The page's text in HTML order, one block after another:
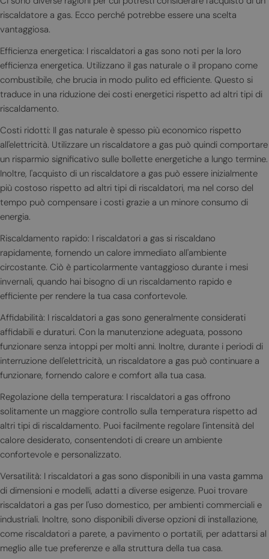
riscaldatore a gas. Ecco perché potrebbe essere una scelta
vantaggiosa.
Efficienza energetica: I riscaldatori a gas sono noti per la loro
efficienza energetica. Utilizzano il gas naturale o il propano come
combustibile, che brucia in modo pulito ed efficiente. Questo si
traduce in una riduzione dei costi energetici rispetto ad altri tipi di
riscaldamento.
Costi ridotti: Il gas naturale è spesso più economico rispetto
all'elettricità. Utilizzare un riscaldatore a gas può quindi comportare
un risparmio significativo sulle bollette energetiche a lungo termine.
Inoltre, l'acquisto di un riscaldatore a gas può essere inizialmente
più costoso rispetto ad altri tipi di riscaldatori, ma nel corso del
tempo può compensare i costi grazie a un minore consumo di
energia.
Riscaldamento rapido: I riscaldatori a gas si riscaldano
rapidamente, fornendo un calore immediato all'ambiente
circostante. Ciò è particolarmente vantaggioso durante i mesi
invernali, quando hai bisogno di un riscaldamento rapido e
efficiente per rendere la tua casa confortevole.
Affidabilità: I riscaldatori a gas sono generalmente considerati
affidabili e duraturi. Con la manutenzione adeguata, possono
funzionare senza intoppi per molti anni. Inoltre, durante i periodi di
interruzione dell'elettricità, un riscaldatore a gas può continuare a
funzionare, fornendo calore e comfort alla tua casa.
Regolazione della temperatura: I riscaldatori a gas offrono
solitamente un maggiore controllo sulla temperatura rispetto ad
altri tipi di riscaldamento. Puoi facilmente regolare l'intensità del
calore desiderato, consentendoti di creare un ambiente
confortevole e personalizzato.
Versatilità: I riscaldatori a gas sono disponibili in una vasta gamma
di dimensioni e modelli, adatti a diverse esigenze. Puoi trovare
riscaldatori a gas per l'uso domestico, per ambienti commerciali e
industriali. Inoltre, sono disponibili diverse opzioni di installazione,
come riscaldatori a parete, a pavimento o portatili, per adattarsi al
meglio alle tue preferenze e alla struttura della tua casa.